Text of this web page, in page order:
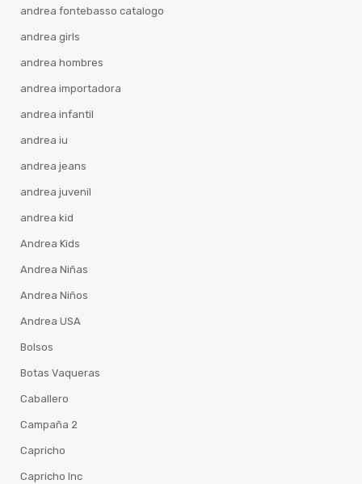
andrea fontebasso catalogo
andrea girls
andrea hombres
andrea importadora
andrea infantil
andrea iu
andrea jeans
andrea juvenil
andrea kid
Andrea Kids
Andrea Niñas
Andrea Niños
Andrea USA
Bolsos
Botas Vaqueras
Caballero
Campaña 2
Capricho
Capricho Inc